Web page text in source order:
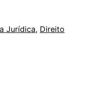
Jurídica, Direito